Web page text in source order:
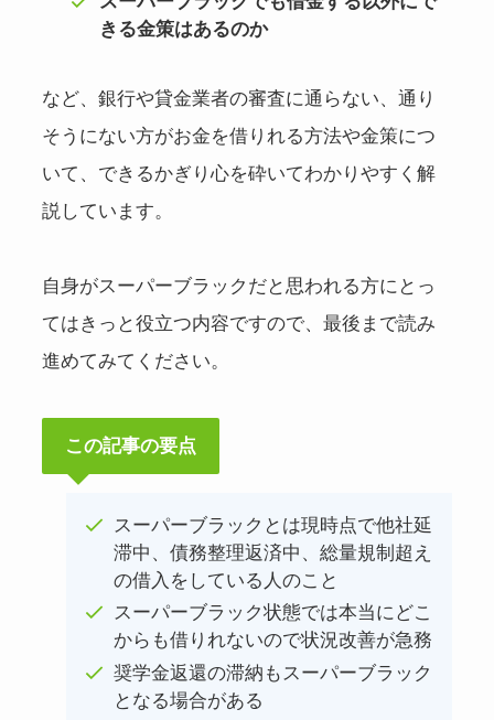
きる金策はあるのか
など、銀行や貸金業者の審査に通らない、通り
そうにない方がお金を借りれる方法や金策につ
いて、できるかぎり心を砕いてわかりやすく解
説しています。
自身がスーパーブラックだと思われる方にとっ
てはきっと役立つ内容ですので、最後まで読み
進めてみてください。
この記事の要点
スーパーブラックとは現時点で他社延
滞中、債務整理返済中、総量規制超え
の借入をしている人のこと
スーパーブラック状態では本当にどこ
からも借りれないので状況改善が急務
奨学金返還の滞納もスーパーブラック
となる場合がある